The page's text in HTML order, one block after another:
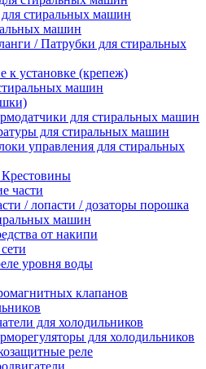
стиральных машин
машин
/ Патрубки для стиральных
к установке (крепеж)
машин
для стиральных машин
для стиральных машин
управления для стиральных
части
/ лопасти / дозаторы порошка
машин
от накипи
уровня воды
клапанов
для холодильников
для холодильников
реле